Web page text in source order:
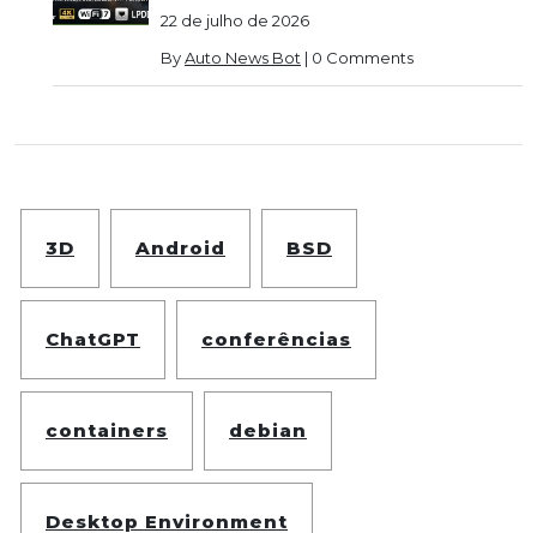
22 de julho de 2026
ByAuto News Bot | 0 Comments
3D Android BSD
ChatGPT conferências
containers debian
Desktop Environment